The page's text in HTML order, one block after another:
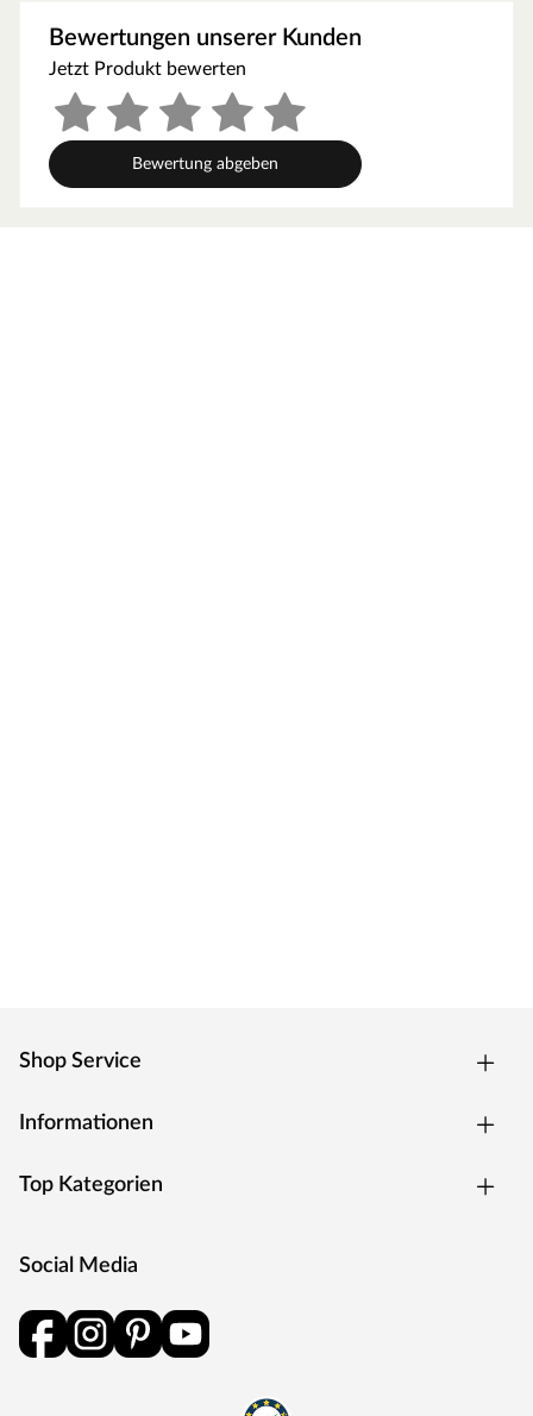
öffentlichen Bereichs empfohlen werden. Im Nu sind
diese Dielen schwimmend verlegt – dank praktischer
Klickverbindung Multiclic.
Der Laminat-Aufbau ist dreischichtig: die
strapazierfähige Oberfläche, die mit dem Dekor verpresst
ist, die HDF-Träger-Platte mit Klickverbindung, sowie
Bewertungen unserer Kunden
Jetzt Produkt bewerten
Bewertung abgeben
Shop Service
Informationen
Top Kategorien
Social Media